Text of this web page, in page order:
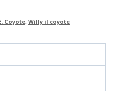
Coyote, Willy il coyote